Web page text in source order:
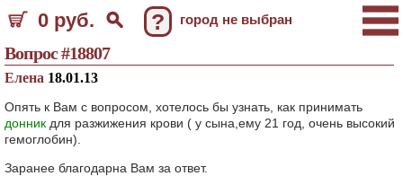
0 руб. ? город не выбран
Вопрос #18807
Елена 18.01.13
Опять к Вам с вопросом, хотелось бы узнать, как принимать
донник для разжижения крови ( у сына,ему 21 год, очень высокий
гемоглобин).
Заранее благодарна Вам за ответ.